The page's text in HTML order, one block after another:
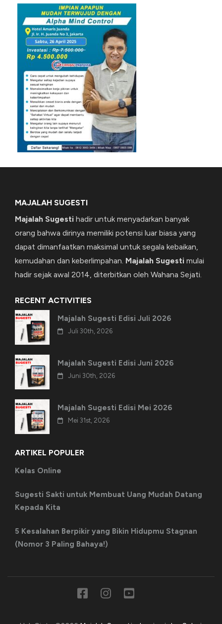
MAJALAH SUGESTI
Majalah Sugesti hadir untuk menyadarkan banyak
orang bahwa dirinya memiliki potensi luar biasa yang
dapat dimanfaatkan maksimal untuk segala kebaikan,
kemudahan dan keberlimpahan. Majalah Sugesti mulai
hadir sejak awal 2014, diterbitkan oleh Wahana Sejati.
RECENT ACTIVITIES
Majalah Sugesti Edisi Juli 2026
Juli 30th, 2026
Majalah Sugesti Edisi Juni 2026
Juni 30th, 2026
Majalah Sugesti Edisi Mei 2026
Mei 31st, 2026
ARTIKEL POPULER
Kelas Online
Sugesti Sakti untuk Membuat Uang Mudah Datang
Kepada Kita
5 Kesalahan Berpikir yang Bikin Hidupmu Stagnan
(Nomor 3 Paling Bahaya!)